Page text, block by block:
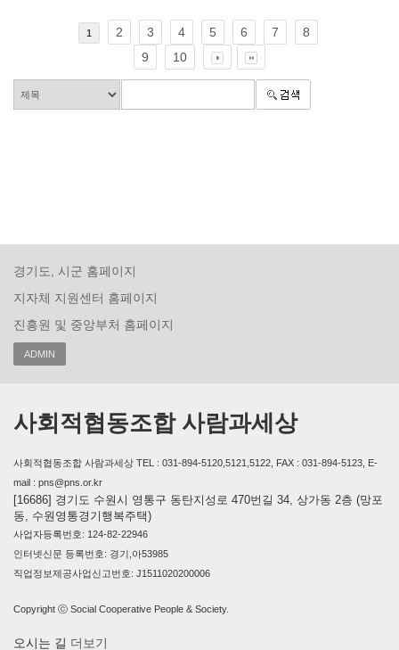
1 2 3 4 5 6 7
8
9
10
경기도, 시군 홈페이지
지자체 지원센터 홈페이지
진흥원 및 중앙부처 홈페이지
ADMIN
사회적협동조합 사람과세상
사회적협동조합 사람과세상 TEL : 031-894-5120,5121,5122, FAX : 031-894-5123, E-
mail : pns@pns.or.kr
[16686] 경기도 수원시 영통구 동탄지성로 470번길 34, 상가동 2층 (망포
동, 수원영통경기행복주택)
사업자등록번호: 124-82-22946
인터넷신문 등록번호: 경기,아53985
직업정보제공사업신고번호: J1511020200006
Copyright ⓒ Social Cooperative People & Society.
오시는 길 더보기